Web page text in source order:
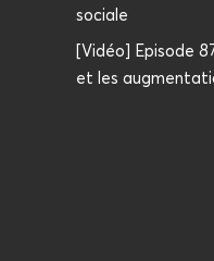
sociale
[Vidéo] Episode
et les